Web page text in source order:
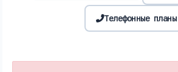
Телефонные планы